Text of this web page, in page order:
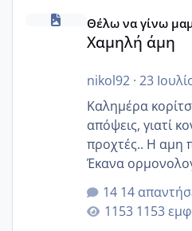
Χαμηλή άμη
Θέλω να γίνω
Χαμηλή άμη
nikol92· 23
Καλημέρα
απόψεις, γιατί κοντεύω να τρελαθώ από
προχτές.. Η αμη
Έκανα
για την ηλικία
εγκυμοσύνη, που
στην 27η
14
1153